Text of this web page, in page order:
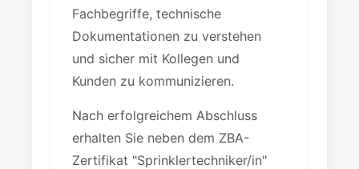
Fachbegriffe, technische
Dokumentationen zu verstehen
und sicher mit Kollegen und
Kunden zu kommunizieren.
Nach erfolgreichem Abschluss
erhalten Sie neben dem ZBA-
Zertifikat "Sprinklertechniker/in"